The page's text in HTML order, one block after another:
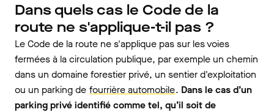
Dans quels cas le Code de la
route ne s'applique-t-il pas ?
Le Code de la route ne s'applique pas sur les voies
fermées à la circulation publique, par exemple un chemin
dans un domaine forestier privé, un sentier d'exploitation
ou un parking de fourrière automobile. Dans le cas d’un
parking privé identifié comme tel, qu’il soit de